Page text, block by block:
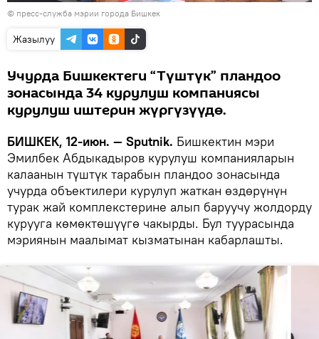
© пресс-служба мэрии города Бишкек
Жазылуу
Учурда Бишкектеги “Түштүк” пландоо
зонасында 34 курулуш компаниясы
курулуш иштерин жүргүзүүдө.
БИШКЕК, 12-июн. — Sputnik. Бишкектин мэри
Эмилбек Абдыкадыров курулуш компанияларын
калаанын түштүк тарабын пландоо зонасында
учурда объектилери курулуп жаткан өздөрүнүн
турак жай комплекстерине алып баруучу жолдорду
курууга көмөктөшүүгө чакырды. Бул туурасында
мэриянын маалымат кызматынан кабарлашты.